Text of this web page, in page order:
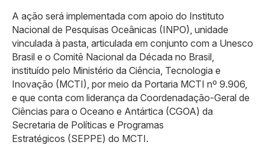
A ação será implementada com apoio do Instituto
Nacional de Pesquisas Oceânicas (INPO), unidade
vinculada à pasta, articulada em conjunto com a Unesco
Brasil e o Comitê Nacional da Década no Brasil,
instituído pelo Ministério da Ciência, Tecnologia e
Inovação (MCTI), por meio da Portaria MCTI nº 9.906,
e que conta com liderança da Coordenadação-Geral de
Ciências para o Oceano e Antártica (CGOA) da
Secretaria de Políticas e Programas
Estratégicos (SEPPE) do MCTI.